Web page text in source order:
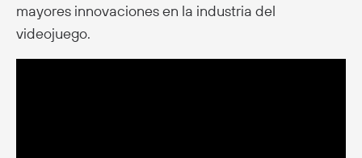
mayores innovaciones en la industria del
videojuego.